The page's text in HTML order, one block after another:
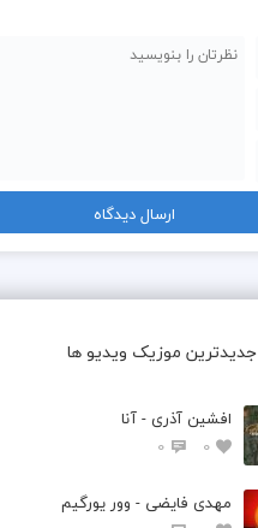
جدیدترین موزیک ویدیو ها
افشین آذری - آنا
0
0
مهدی فایضی - وور یورگیم